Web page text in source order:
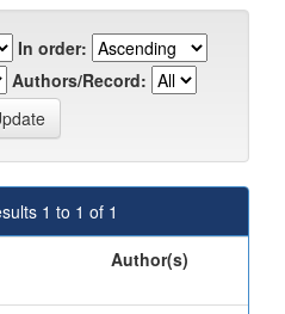
In order:
Authors/Record:
1 to 1 of 1
Author(s)